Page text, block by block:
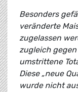
Besonders
veränderte
zugelassen
zugleich
umstrittene
Diese „neue
wurde nicht